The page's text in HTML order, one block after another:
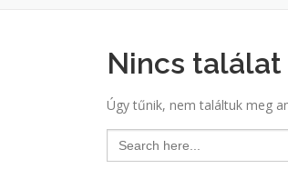
Nincs találat
Úgy tűnik, nem találtuk meg
Search
for: